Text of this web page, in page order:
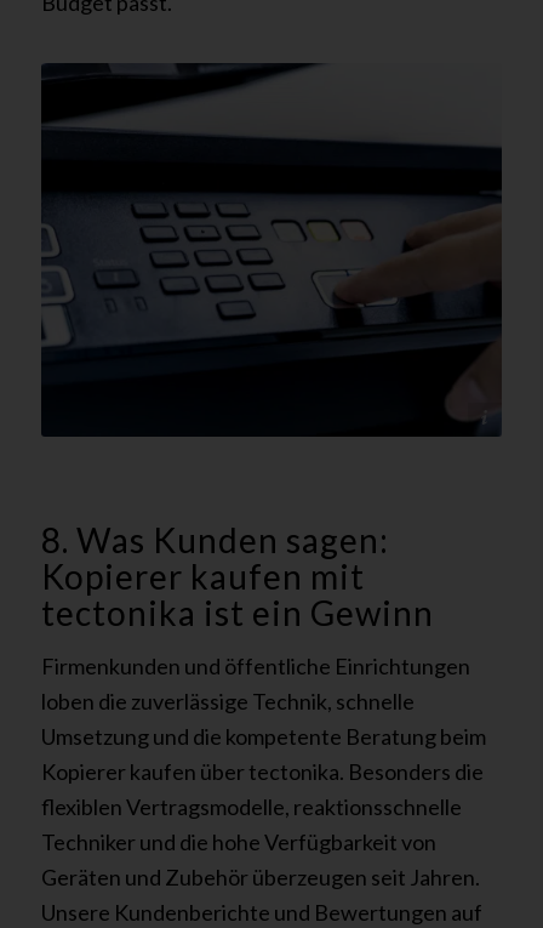
@canva - tectonika
8. Was Kunden sagen:
Kopierer kaufen mit
tectonika ist ein Gewinn
Firmenkunden und öffentliche Einrichtungen
loben die zuverlässige Technik, schnelle
Umsetzung und die kompetente Beratung beim
Kopierer kaufen über tectonika. Besonders die
flexiblen Vertragsmodelle, reaktionsschnelle
Techniker und die hohe Verfügbarkeit von
Geräten und Zubehör überzeugen seit Jahren.
Unsere Kundenberichte und Bewertungen auf